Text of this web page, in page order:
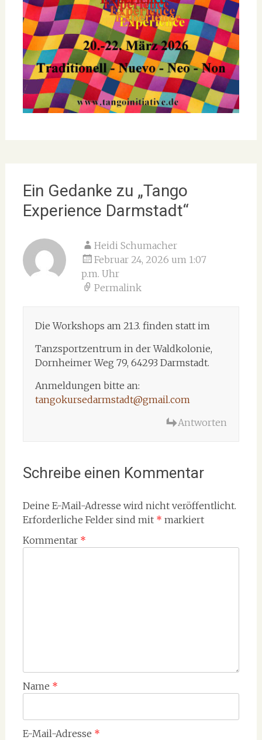
Ein Gedanke zu „Tango
Experience Darmstadt“
Heidi Schumacher
Februar 24, 2026 um 1:07
p.m. Uhr
Permalink
Die Workshops am 21.3. finden statt im
Tanzsportzentrum in der Waldkolonie,
Dornheimer Weg 79, 64293 Darmstadt.
Anmeldungen bitte an:
tangokursedarmstadt@gmail.com
Antworten
Schreibe einen Kommentar
Deine E-Mail-Adresse wird nicht veröffentlicht.
Erforderliche Felder sind mit * markiert
Kommentar *
Name *
E-Mail-Adresse *